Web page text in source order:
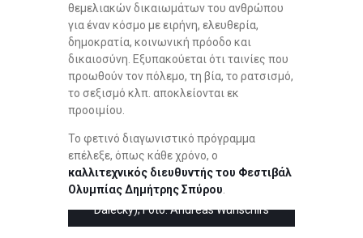
θεμελιακών δικαιωμάτων του ανθρώπου
για έναν κόσμο με ειρήνη, ελευθερία,
δημοκρατία, κοινωνική πρόοδο και
δικαιοσύνη. Εξυπακούεται ότι ταινίες που
προωθούν τον πόλεμο, τη βία, το ρατσισμό,
το σεξισμό κλπ. αποκλείονται εκ
προοιμίου.
Το φετινό διαγωνιστικό πρόγραμμα
επέλεξε, όπως κάθε χρόνο, ο
καλλιτεχνικός διευθυντής του Φεστιβάλ
Ολυμπίας Δημήτρης Σπύρου
Kinderfilm GmbH / Daniel Severa
Produktion; “Orangentage”: v.l. Hanna
(Emilie Neumeister), Darek (Tomáš
Dalecký); Foto: Andreas Wünschirs